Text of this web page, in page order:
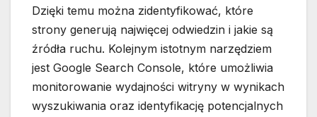
Dzięki temu można zidentyfikować, które
strony generują najwięcej odwiedzin i jakie są
źródła ruchu. Kolejnym istotnym narzędziem
jest Google Search Console, które umożliwia
monitorowanie wydajności witryny w wynikach
wyszukiwania oraz identyfikację potencjalnych